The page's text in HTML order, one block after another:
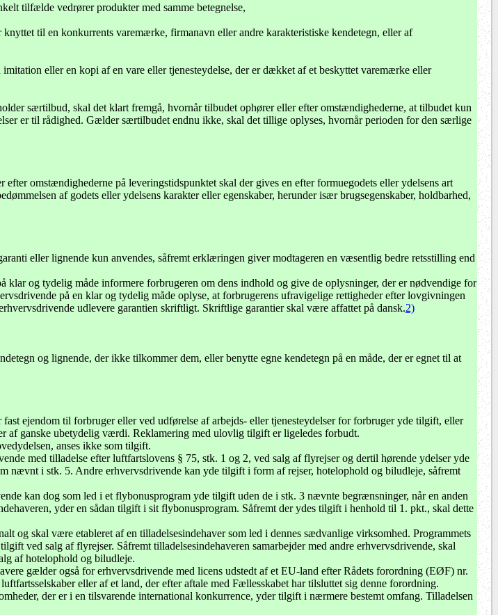
tilfælde vedrører produkter med samme betegnelse,
til en konkurrents varemærke, firmanavn eller andre karakteristiske kendetegn, eller af
eller en kopi af en vare eller tjenesteydelse, der er dækket af et beskyttet varemærke eller
særtilbud, skal det klart fremgå, hvornår tilbudet ophører eller efter omstændighederne, at tilbudet kun
er til rådighed. Gælder særtilbudet endnu ikke, skal det tillige oplyses, hvornår perioden for den særlige
omstændighederne på leveringstidspunktet skal der gives en efter formuegodets eller ydelsens art
af godets eller ydelsens karakter eller egenskaber, herunder især brugsegenskaber, holdbarhed,
eller lignende kun anvendes, såfremt erklæringen giver modtageren en væsentlig bedre retsstilling end
klar og tydelig måde informere forbrugeren om dens indhold og give de oplysninger, der er nødvendige for
på en klar og tydelig måde oplyse, at forbrugerens ufravigelige rettigheder efter lovgivningen
udlevere garantien skriftligt. Skriftlige garantier skal være affattet på dansk.2)
og lignende, der ikke tilkommer dem, eller benytte egne kendetegn på en måde, der er egnet til at
ejendom til forbruger eller ved udførelse af arbejds- eller tjenesteydelser for forbruger yde tilgift, eller
af ganske ubetydelig værdi. Reklamering med ulovlig tilgift er ligeledes forbudt.
anses ikke som tilgift.
med tilladelse efter luftfartslovens § 75, stk. 1 og 2, ved salg af flyrejser og dertil hørende ydelser yde
nævnt i stk. 5. Andre erhvervsdrivende kan yde tilgift i form af rejser, hotelophold og biludleje, såfremt
kan dog som led i et flybonusprogram yde tilgift uden de i stk. 3 nævnte begrænsninger, når en anden
yder en sådan tilgift i sit flybonusprogram. Såfremt der ydes tilgift i henhold til 1. pkt., skal dette
og skal være etableret af en tilladelsesindehaver som led i dennes sædvanlige virksomhed. Programmets
ved salg af flyrejser. Såfremt tilladelsesindehaveren samarbejder med andre erhvervsdrivende, skal
af hotelophold og biludleje.
gælder også for erhvervsdrivende med licens udstedt af et EU-land efter Rådets forordning (EØF) nr.
eller af et land, der efter aftale med Fællesskabet har tilsluttet sig denne forordning.
der er i en tilsvarende international konkurrence, yder tilgift i nærmere bestemt omfang. Tilladelsen